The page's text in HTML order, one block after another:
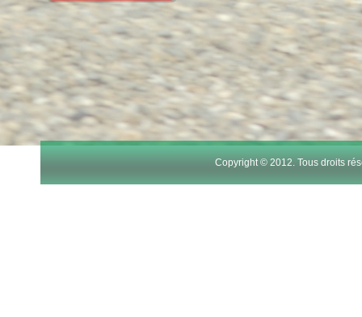
15
17
Copyright © 2012. Tous droits